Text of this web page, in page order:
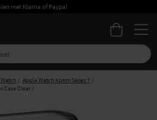
met Klarna of Paypal
Apple Watch 41mm Series 7
Case Clear